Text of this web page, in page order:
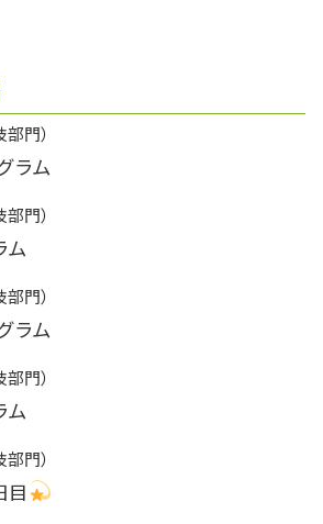
部門
ラム
部門
ム
部門
ラム
部門
ム
部門
目